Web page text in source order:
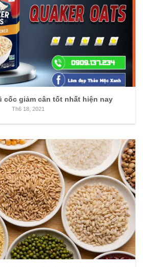
cốc giảm cân tốt nhất hiện nay
Th6 18, 2021